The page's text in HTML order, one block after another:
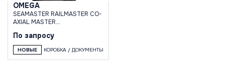
OMEGA
SEAMASTER RAILMASTER CO-
AXIAL MASTER
По запросу
НОВЫЕ КОРОБКА / ДОКУМЕНТЫ